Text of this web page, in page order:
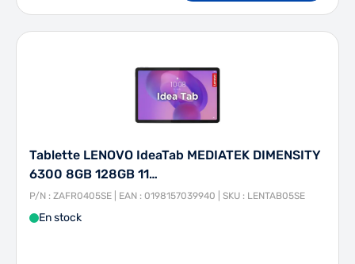
Tablette LENOVO IdeaTab MEDIATEK DIMENSITY
6300 8GB 128GB 11…
P/N : ZAFR0405SE | EAN : 0198157039940 | SKU : LENTAB05SE
En stock